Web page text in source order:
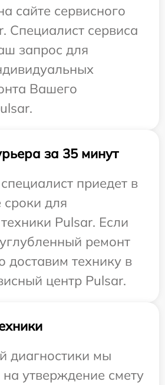
сайте сервисного
Специалист сервиса
запрос для
Вашего
за 35 минут
приедет в
для
Pulsar. Если
ремонт
доставим технику в
центр Pulsar.
диагностики мы
утверждение смету